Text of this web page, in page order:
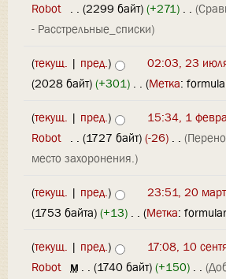
Robot . . (2299 байт) (+271) . .
- Расстрельные_списки)
(текущ. | пред.) 02:03, 23
(2028 байт) (+301) . . (Метка:
(текущ. | пред.) 15:34, 1
Robot . . (1727 байт) (-26) . .
место захоронения.)
(текущ. | пред.) 23:51, 20
(1753 байта) (+13) . . (Метка:
(текущ. | пред.) 17:08, 10
Robot ‎м . . (1740 байт) (+150) . .